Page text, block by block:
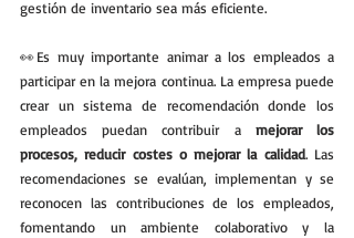
gestión de inventario sea más eficiente.
👀Es muy importante animar a los empleados a
participar en la mejora continua. La empresa puede
crear un sistema de recomendación donde los
empleados puedan contribuir a mejorar los
procesos, reducir costes o mejorar la calidad. Las
recomendaciones se evalúan, implementan y se
reconocen las contribuciones de los empleados,
fomentando un ambiente colaborativo y la